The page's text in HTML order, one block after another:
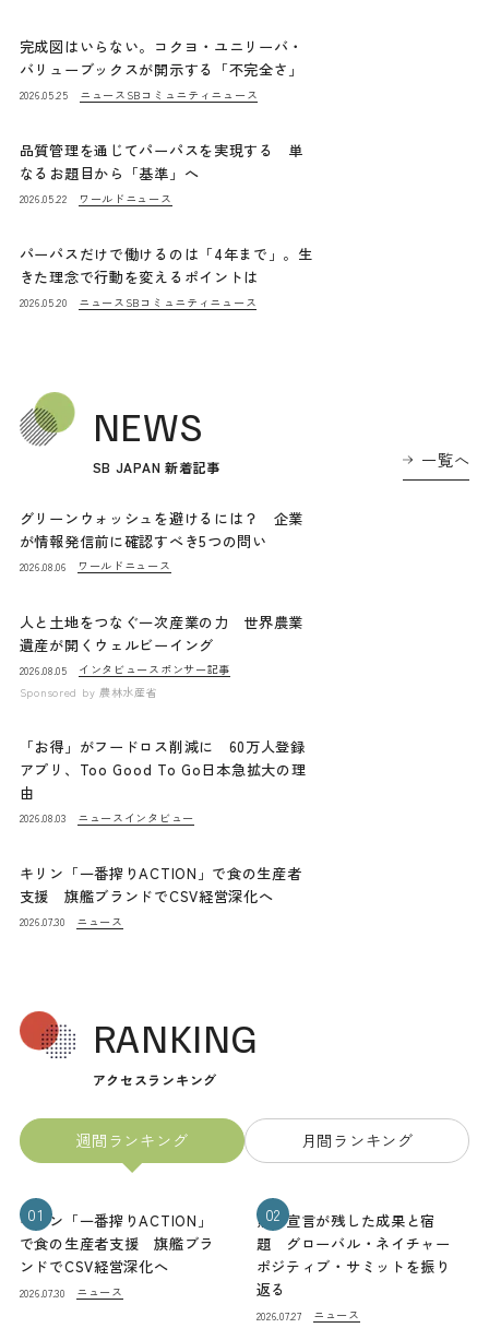
完成図はいらない。コクヨ・ユニリーバ・
バリューブックスが開示する「不完全さ」
2026.05.25 ニュース SBコミュニティニュース
品質管理を通じてパーパスを実現する 単
なるお題目から「基準」へ
2026.05.22 ワールドニュース
パーパスだけで働けるのは「4年まで」。生
きた理念で行動を変えるポイントは
2026.05.20 ニュース SBコミュニティニュース
NEWS
SB JAPAN 新着記事 一覧へ
グリーンウォッシュを避けるには？ 企業
が情報発信前に確認すべき5つの問い
2026.08.06 ワールドニュース
人と土地をつなぐ一次産業の力 世界農業
遺産が開くウェルビーイング
2026.08.05 インタビュー スポンサー記事
Sponsored by 農林水産省
「お得」がフードロス削減に 60万人登録
アプリ、Too Good To Go日本急拡大の理
由
2026.08.03 ニュース インタビュー
キリン「一番搾りACTION」で食の生産者
支援 旗艦ブランドでCSV経営深化へ
2026.07.30 ニュース
RANKING
アクセスランキング
週間ランキング 月間ランキング
01
キリン「一番搾りACTION」
で食の生産者支援 旗艦ブラ
ンドでCSV経営深化へ
2026.07.30 ニュース
02
熊本宣言が残した成果と宿
題 グローバル・ネイチャー
ポジティブ・サミットを振り
返る
2026.07.27 ニュース